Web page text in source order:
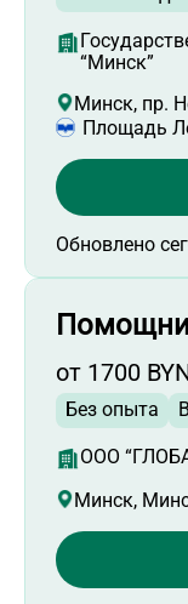
Работа
Работа
Работа
Работа
Работа
Работа
Работа
Работа
Работа
Работа
Работа
Работа
Работа
“Минск”
Минск, пр.
Площадь
Обновлено
от 1700
Без опыта
ООО
Минск,